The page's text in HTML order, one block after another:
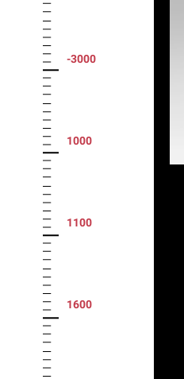
-3000
1000
1100
1600